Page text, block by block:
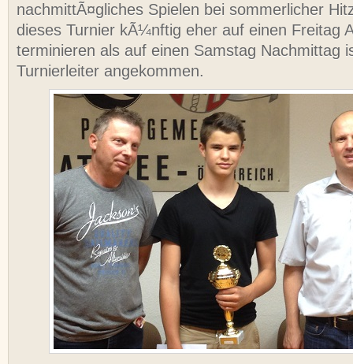
nachmittÃ¤gliches Spielen bei sommerlicher
dieses Turnier kÃ¼nftig eher auf einen Freitag
terminieren als auf einen Samstag Nachmittag
Turnierleiter angekommen.